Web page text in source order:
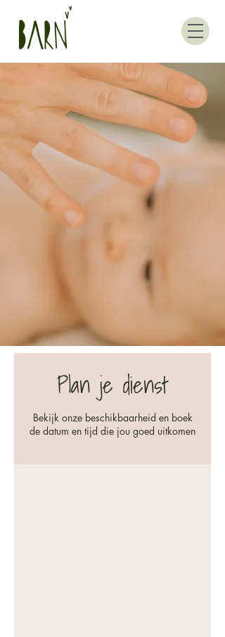
Plan je dienst
Bekijk onze beschikbaarheid en boek
de datum en tijd die jou goed uitkomen